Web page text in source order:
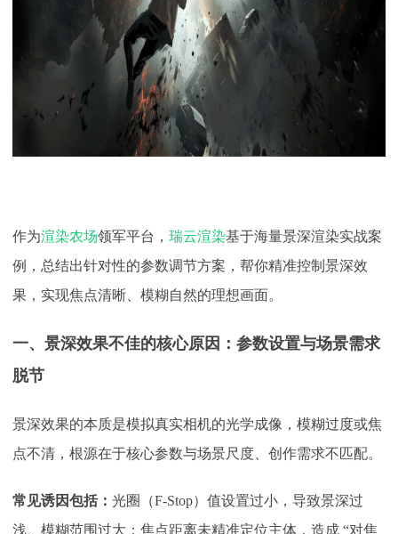
作为渲染农场领军平台， 瑞云渲染基于海量景深渲染实战案
例，总结出针对性的参数调节方案，帮你精准控制景深效
果，实现焦点清晰、模糊自然的理想画面。
一、景深效果不佳的核心原因：参数设置与场景需求
脱节
景深效果的本质是模拟真实相机的光学成像，模糊过度或焦
点不清，根源在于核心参数与场景尺度、创作需求不匹配。
常见诱因包括： 光圈（F-Stop）值设置过小，导致景深过
浅、模糊范围过大；焦点距离未精准定位主体，造成 “对焦